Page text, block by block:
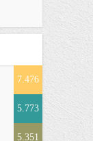
7.476
5.773
5.351